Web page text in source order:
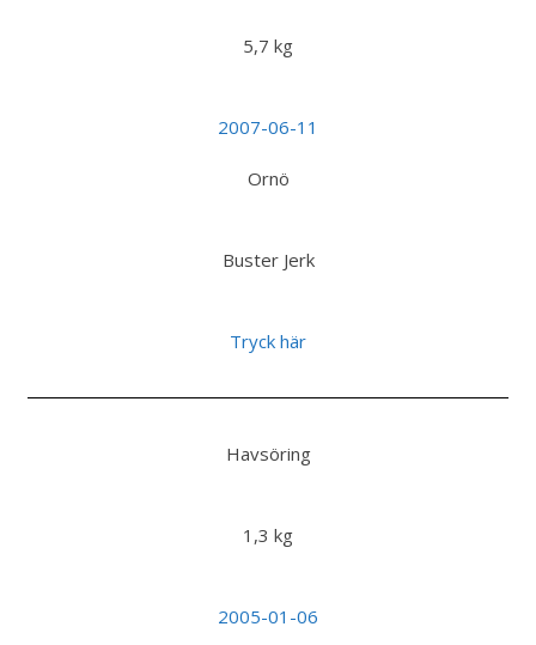
5,7 kg
2007-06-11
Ornö
Buster Jerk
Tryck här
Havsöring
1,3 kg
2005-01-06